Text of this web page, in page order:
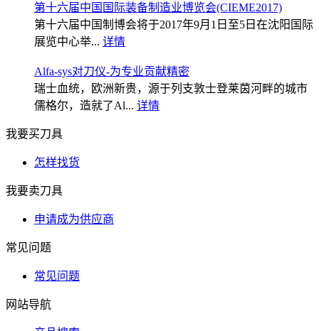
第十六届中国国际装备制造业博览会(CIEME2017)
第十六届中国制博会将于2017年9月1日至5日在沈阳国际
展览中心举... 详情
Alfa-sys对刀仪-为专业贡献精密
瑞士血统，欧洲新贵，源于列支敦士登莱茵河畔的城市
儒格尔，造就了Al... 详情
我要买刀具
怎样找货
我要卖刀具
申请成为供应商
常见问题
常见问题
网站导航